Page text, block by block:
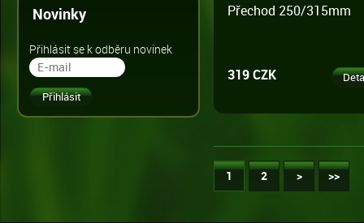
Novinky
Přihlásit se k odběru novinek
Přechod 250/315mm
319 CZK
1 2 > >>